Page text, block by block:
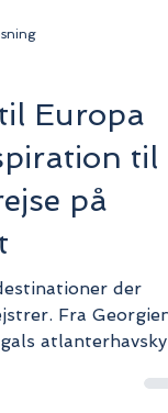
Europa
til
på
der